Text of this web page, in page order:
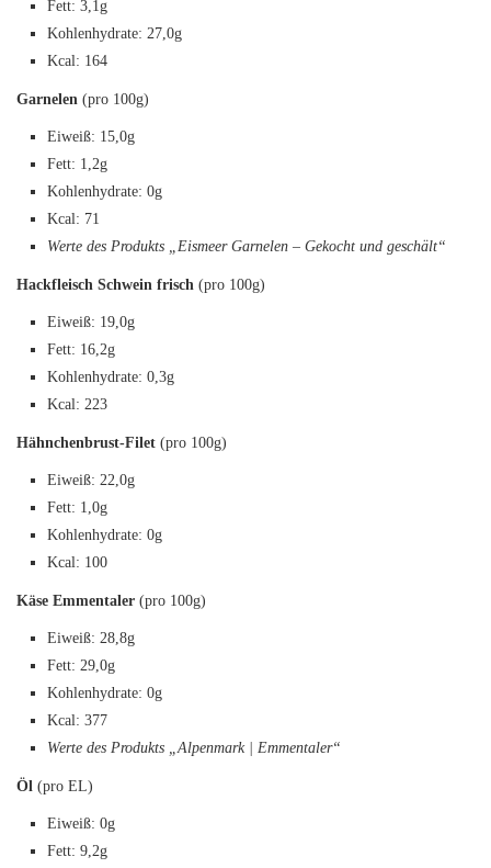
Fett: 3,1g
Kohlenhydrate: 27,0g
Kcal: 164
Garnelen (pro 100g)
Eiweiß: 15,0g
Fett: 1,2g
Kohlenhydrate: 0g
Kcal: 71
Werte des Produkts „Eismeer Garnelen – Gekocht und geschält“
Hackfleisch Schwein frisch (pro 100g)
Eiweiß: 19,0g
Fett: 16,2g
Kohlenhydrate: 0,3g
Kcal: 223
Hähnchenbrust-Filet (pro 100g)
Eiweiß: 22,0g
Fett: 1,0g
Kohlenhydrate: 0g
Kcal: 100
Käse Emmentaler (pro 100g)
Eiweiß: 28,8g
Fett: 29,0g
Kohlenhydrate: 0g
Kcal: 377
Werte des Produkts „Alpenmark | Emmentaler“
Öl (pro EL)
Eiweiß: 0g
Fett: 9,2g